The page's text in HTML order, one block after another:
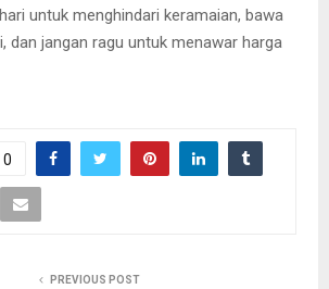
untuk menghindari keramaian, bawa
dan jangan ragu untuk menawar harga
0
PREVIOUS POST